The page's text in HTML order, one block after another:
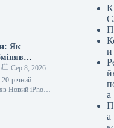
Як
гроші в
Сер 8, 2026
річний
Новий iPhone
и
а
а